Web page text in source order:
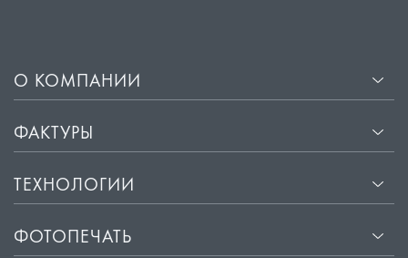
О КОМПАНИИ
ФАКТУРЫ
ТЕХНОЛОГИИ
ФОТОПЕЧАТЬ